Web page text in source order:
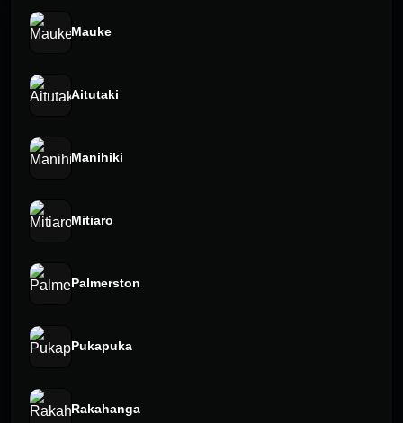
Mauke
Aitutaki
Manihiki
Mitiaro
Palmerston
Pukapuka
Rakahanga